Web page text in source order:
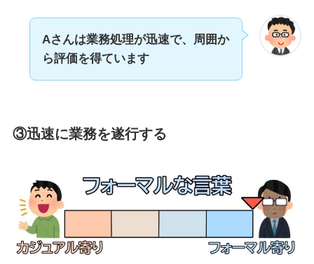
Aさんは業務処理が迅速で、 周囲か
ら評価を得ています
③迅速に業務を遂行する